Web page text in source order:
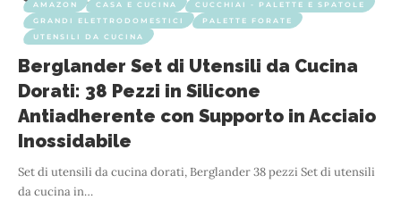
AMAZON CASA E CUCINA
CUCCHIAI - PALETTE E SPATOLE
GRANDI ELETTRODOMESTICI
PALETTE FORATE
UTENSILI DA CUCINA
Berglander Set di Utensili da Cucina
Dorati: 38 Pezzi in Silicone
Antiadherente con Supporto in Acciaio
Inossidabile
Set di utensili da cucina dorati, Berglander 38 pezzi Set di utensili
da cucina in…